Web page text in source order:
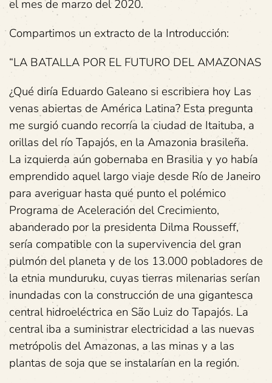
el mes de marzo del 2020.
Compartimos un extracto de la Introducción:
“LA BATALLA POR EL FUTURO DEL AMAZONAS
¿Qué diría Eduardo Galeano si escribiera hoy Las
venas abiertas de América Latina? Esta pregunta
me surgió cuando recorría la ciudad de Itaituba, a
orillas del río Tapajós, en la Amazonia brasileña.
La izquierda aún gobernaba en Brasilia y yo había
emprendido aquel largo viaje desde Río de Janeiro
para averiguar hasta qué punto el polémico
Programa de Aceleración del Crecimiento,
abanderado por la presidenta Dilma Rousseff,
sería compatible con la supervivencia del gran
pulmón del planeta y de los 13.000 pobladores de
la etnia munduruku, cuyas tierras milenarias serían
inundadas con la construcción de una gigantesca
central hidroeléctrica en São Luiz do Tapajós. La
central iba a suministrar electricidad a las nuevas
metrópolis del Amazonas, a las minas y a las
plantas de soja que se instalarían en la región.